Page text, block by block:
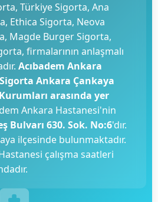
Türkiye Sigorta, Ana
Ethica Sigorta, Neova
Magde Burger Sigorta,
firmalarının anlaşmalı
Acıbadem Ankara
Ankara Çankaya
arasında yer
Ankara Hastanesi'nin
Bulvarı 630. Sok. No:6'dır.
ilçesinde bulunmaktadır.
çalışma saatleri